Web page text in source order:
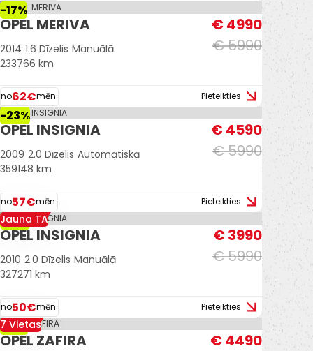
-17%
OPEL MERIVA
€ 5990
€ 4990
2014 1.6 Dīzelis Manuālā
233766 km
no62€mēn. Pieteikties
-23%
OPEL INSIGNIA
€ 5990
€ 4590
2009 2.0 Dīzelis Automātiskā
359148 km
no57€mēn. Pieteikties
-33%
Jauna TA
OPEL INSIGNIA
€ 5990
€ 3990
2010 2.0 Dīzelis Manuālā
327271 km
no50€mēn. Pieteikties
-18%
7 Vietas
OPEL ZAFIRA
€ 4490